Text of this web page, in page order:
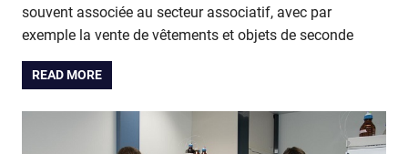
souvent associée au secteur associatif, avec par
exemple la vente de vêtements et objets de seconde
READ MORE